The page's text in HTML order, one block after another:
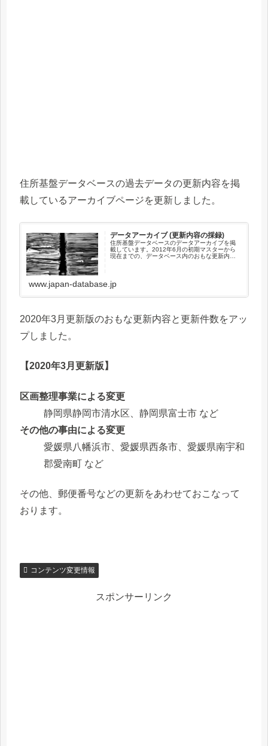
住所基盤データベースの過去データの更新内容を掲
載しているアーカイブページを更新しました。
データアーカイブ (更新内容の採録)
住所基盤データベースのデータアーカイブを掲
載しています。2012年6月の初期マスターから
現在までの、データベース内のおもな更新内容
www.japan-database.jp
2020年3月更新版のおもな更新内容と更新件数をアッ
プしました。
【2020年3月更新版】
区画整理事業による変更
静岡県静岡市清水区、静岡県富士市 など
その他の事由による変更
愛媛県八幡浜市、愛媛県西条市、愛媛県南宇和
郡愛南町 など
その他、郵便番号などの更新をあわせておこなって
おります。
コンテンツ変更情報
スポンサーリンク